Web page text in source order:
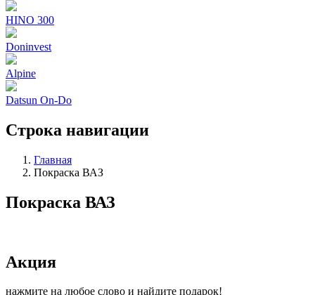
HINO 300
Doninvest
Alpine
Datsun On-Do
Строка навигации
Главная
Покраска ВАЗ
Покраска ВАЗ
Акция
нажмите на любое слово и найдите подарок!